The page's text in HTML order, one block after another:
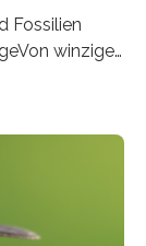
Fossilien
winzigen
Jahren
heraus,